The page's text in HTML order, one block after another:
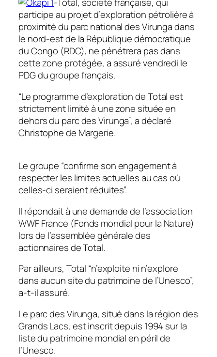
participe au projet d’exploration pétrolière à
proximité du parc national des Virunga dans
le nord-est de la République démocratique
du Congo (RDC), ne pénétrera pas dans
cette zone protégée, a assuré vendredi le
PDG du groupe français.
“Le programme d’exploration de Total est
strictement limité à une zone située en
dehors du parc des Virunga”, a déclaré
Christophe de Margerie.
Le groupe “confirme son engagement à
respecter les limites actuelles au cas où
celles-ci seraient réduites”.
Il répondait à une demande de l’association
WWF France (Fonds mondial pour la Nature)
lors de l’assemblée générale des
actionnaires de Total.
Par ailleurs, Total “n’exploite ni n’explore
dans aucun site du patrimoine de l’Unesco”,
a-t-il assuré.
Le parc des Virunga, situé dans la région des
Grands Lacs, est inscrit depuis 1994 sur la
liste du patrimoine mondial en péril de
l’Unesco.